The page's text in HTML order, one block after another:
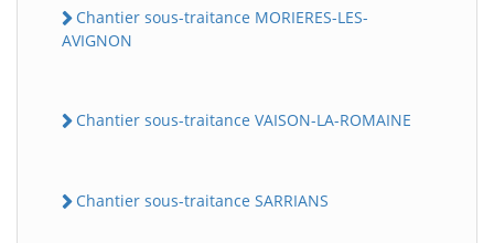
Chantier sous-traitance MORIERES-LES-
AVIGNON
Chantier sous-traitance VAISON-LA-ROMAINE
Chantier sous-traitance SARRIANS